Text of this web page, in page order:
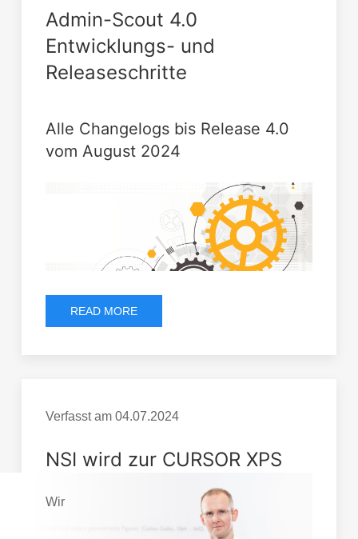
Admin-Scout 4.0
Entwicklungs- und
Releaseschritte
Alle Changelogs bis Release 4.0
vom August 2024
READ MORE
Verfasst am 04.07.2024
NSI wird zur CURSOR XPS
Wir